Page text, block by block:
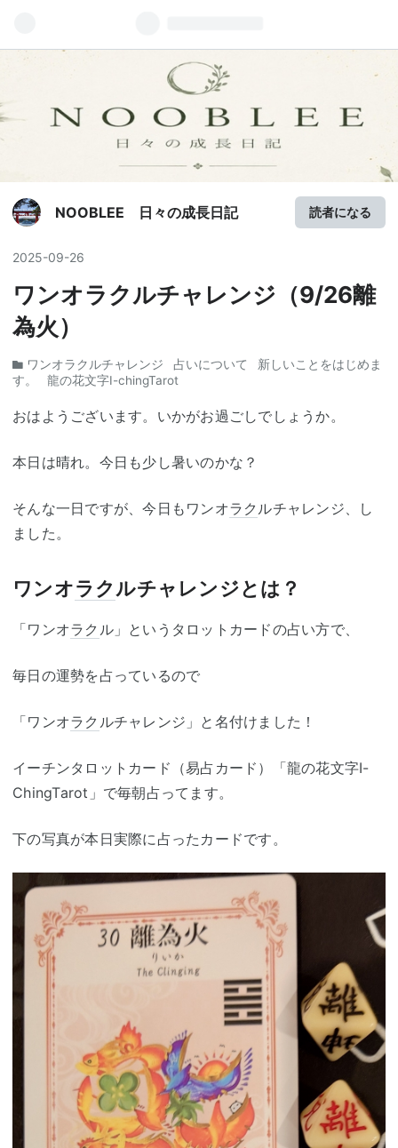
NOOBLEE 日々の成長日記 読者になる
2025-09-26
ワンオラクルチャレンジ（9/26離
為火）
ワンオラクルチャレンジ 占いについて
新しいことをはじめま
す。
龍の花文字I-chingTarot
おはようございます。いかがお過ごしでしょうか。
本日は晴れ。今日も少し暑いのかな？
そんな一日ですが、今日もワンオラク ルチャレンジ、し
ました。
ワンオラクルチャレンジとは？
「ワンオラク ル」というタロットカードの占い方で、
毎日の運勢を占っているので
「ワンオラク ルチャレンジ」と名付けました！
イーチンタロットカード（易占カード）「龍の花文字I-
ChingTarot」で毎朝占ってます。
下の写真が本日実際に占ったカードです。